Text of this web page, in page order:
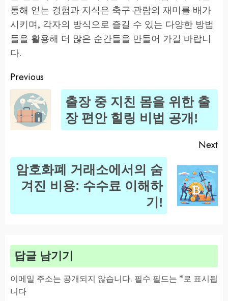
통해 얻는 경험과 지식은 축구 관람의 재미를 배가
시키며, 각자의 방식으로 즐길 수 있는 다양한 방법
들을 활용해 더 많은 순간들을 만들어 가길 바랍니
다.
Post
navigation
Previous
출장 중 지친 몸을 위한 출
장 편안 힐링 비법 공개!
Next
Next
post:
암호화폐 거래소에서의 숨
겨진 비용: 수수료 이해하
기!
답글 남기기
이메일 주소는 공개되지 않습니다. 필수 필드는 *로 표시됩
니다